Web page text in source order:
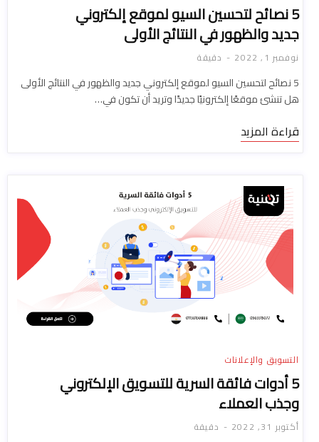
5 نصائح لتحسين السيو لموقع إلكتروني
جديد والظهور في النتائج الأولى
نوفمبر 1, 2022 دقيقة
5 نصائح لتحسين السيو لموقع إلكتروني جديد والظهور في النتائج الأولى
هل تنشئ موقعًا إلكترونيًا جديدًا وتريد أن تكون في…
قراءة المزيد
التسويق والإعلانات
5 أدوات فائقة السرية للتسويق الإلكتروني
وجذب العملاء
أكتوبر 31, 2022 دقيقة